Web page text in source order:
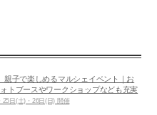
親子で楽しめるマルシェイベント｜お
トブースやワークショップなども充実
25日(土)・26日(日) 開催